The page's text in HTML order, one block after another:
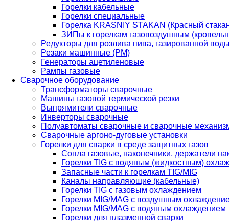
Горелки кабельные
Горелки специальные
Горелка KRASNIY STAKAN (Красный
ЗИПы к горелкам газовоздушным
Редукторы для розлива пива, газированной
Резаки машинные (РМ)
Генераторы ацетиленовые
Рампы газовые
Сварочное оборудование
Трансформаторы сварочные
Машины газовой термической резки
Выпрямители сварочные
Инверторы сварочные
Полуавтоматы сварочные и сварочные
Сварочные аргоно-дуговые установки
Горелки для сварки в среде защитных газов
Сопла газовые, наконечники, держатели
Горелки TIG с водяным (жидкостным)
Запасные части к горелкам TIG/MIG
Каналы направляющие (кабельные)
Горелки TIG с газовым охлаждением
Горелки MIG/MAG с воздушным
Горелки MIG/MAG с водяным охлаждением
Горелки для плазменной сварки